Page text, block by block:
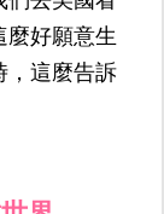
麼好願意生
，這麼告訴